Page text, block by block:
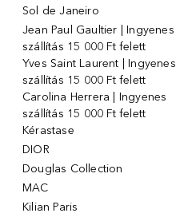
Sol de Janeiro
Jean Paul Gaultier | Ingyenes
szállítás 15 000 Ft felett
Yves Saint Laurent | Ingyenes
szállítás 15 000 Ft felett
Carolina Herrera | Ingyenes
szállítás 15 000 Ft felett
Kérastase
DIOR
Douglas Collection
MAC
Kilian Paris